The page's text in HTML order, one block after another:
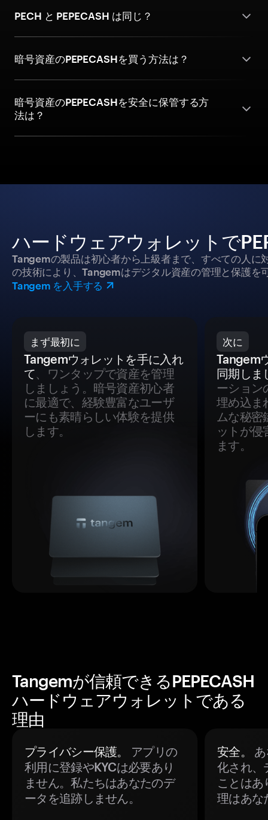
PECH と PEPECASH は同じ？
暗号資産のPEPECASHを買う方法は？
暗号資産のPEPECASHを安全に保管する方
法は？
ハードウェアウォレットで
Tangemの製品は初心者から上級者まで、すべての人に
の技術により、Tangemはデジタル資産の管理と保護を
Tangem を入手する
まず最初に
Tangemウォレットを手に入れ
て、ワンタップで資産を管理
しましょう。暗号資産初心者
に最適で、経験豊富なユーザ
ーにも素晴らしい体験を提供
します。
次に
Tangem
同期しま
ーション
埋め込ま
ムな秘密
ットが侵
ます。
Tangemが信頼できるPEPECASH
ハードウェアウォレットである
理由
プライバシー保護。
アプリの
利用に登録やKYCは必要あり
ません。私たちはあなたのデ
ータを追跡しません。
安全。
化され、
ことはあ
理はあな